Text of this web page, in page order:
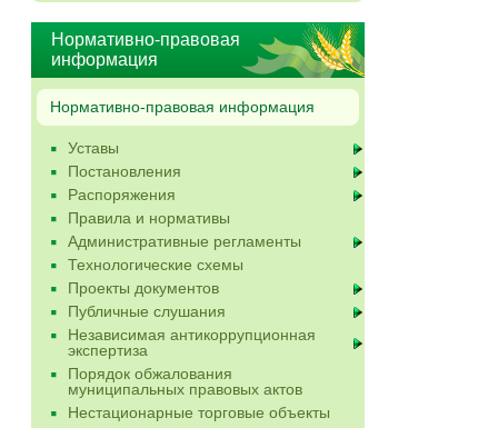
Нормативно-правовая
информация
Нормативно-правовая информация
Уставы
Постановления
Распоряжения
Правила и нормативы
Административные регламенты
Технологические схемы
Проекты документов
Публичные слушания
Независимая антикоррупционная
экспертиза
Порядок обжалования
муниципальных правовых актов
Нестационарные торговые объекты